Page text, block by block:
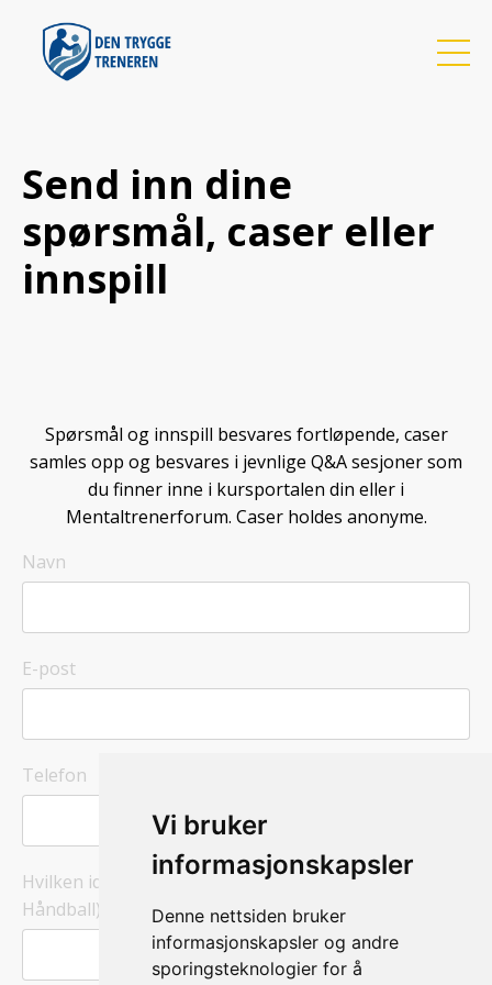
Vi bruker
informasjonskapsler
Denne nettsiden bruker
informasjonskapsler og andre
sporingsteknologier for å
Send inn dine
spørsmål, caser eller
innspill
Spørsmål og innspill besvares fortløpende, caser
samles opp og besvares i jevnlige Q&A sesjoner som
du finner inne i kursportalen din eller i
Mentaltrenerforum. Caser holdes anonyme.
Navn
E-post
Telefon
Hvilken idrett og alder er du trener for? (feks G12
Håndball)